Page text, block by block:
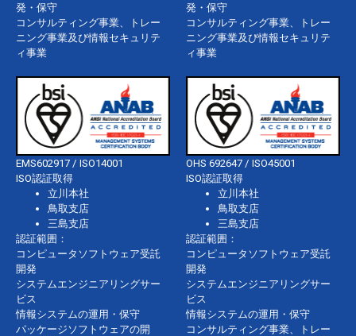
発・保守
コンサルティング事業、トレー
ニング事業及び情報セキュリテ
ィ事業
発・保守
コンサルティング事業、トレー
ニング事業及び情報セキュリテ
ィ事業
EMS602917 / ISO14001
ISO認証取得
立川本社
鳥取支店
三島支店
認証範囲：
コンピュータソフトウェア受託
開発
システムエンジニアリングサー
ビス
情報システムの運用・保守
パッケージソフトウェアの開
OHS 692647 / ISO45001
ISO認証取得
立川本社
鳥取支店
三島支店
認証範囲：
コンピュータソフトウェア受託
開発
システムエンジニアリングサー
ビス
情報システムの運用・保守
コンサルティング事業、トレー